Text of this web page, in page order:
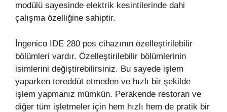
modülü sayesinde elektrik kesintilerinde dahi
çalışma özelliğine sahiptir.
İngenico IDE 280 pos cihazının özelleştirilebilir
bölümleri vardır. Özelleştirilebilir bölümlerinin
isimlerini değiştirebilirsiniz. Bu sayede işlem
yaparken tereddüt etmeden ve hızlı bir şekilde
işlem yapmanız mümkün. Perakende restoran ve
diğer tüm işletmeler için hem hızlı hem de pratik bir